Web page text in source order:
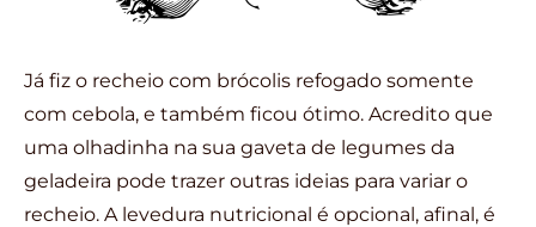
Já fiz o recheio com brócolis refogado somente
com cebola, e também ficou ótimo. Acredito que
uma olhadinha na sua gaveta de legumes da
geladeira pode trazer outras ideias para variar o
recheio. A levedura nutricional é opcional, afinal, é